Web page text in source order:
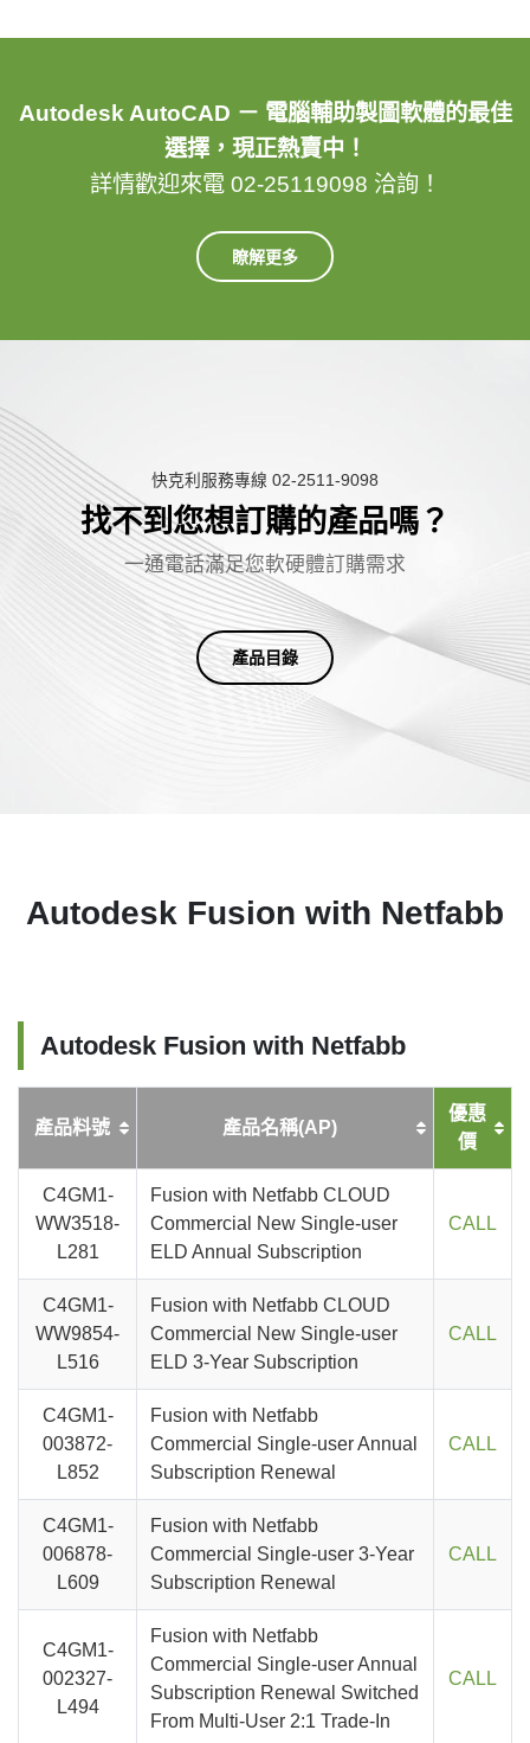
Autodesk AutoCAD － 電腦輔助製圖軟體的最佳
選擇，現正熱賣中！
詳情歡迎來電 02-25119098 洽詢！
瞭解更多
快克利服務專線 02-2511-9098
找不到您想訂購的產品嗎？
一通電話滿足您軟硬體訂購需求
產品目錄
Autodesk Fusion with Netfabb
Autodesk Fusion with Netfabb
產品料號 產品名稱(AP)
優惠
價
C4GM1-
WW3518-
L281
Fusion with Netfabb CLOUD
Commercial New Single-user
ELD Annual Subscription
CALL
C4GM1-
WW9854-
L516
Fusion with Netfabb CLOUD
Commercial New Single-user
ELD 3-Year Subscription
CALL
C4GM1-
003872-
L852
Fusion with Netfabb
Commercial Single-user Annual
Subscription Renewal
CALL
C4GM1-
006878-
L609
Fusion with Netfabb
Commercial Single-user 3-Year
Subscription Renewal
CALL
C4GM1-
002327-
L494
Fusion with Netfabb
Commercial Single-user Annual
Subscription Renewal Switched
From Multi-User 2:1 Trade-In
CALL